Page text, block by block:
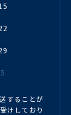
5
することが
けしており